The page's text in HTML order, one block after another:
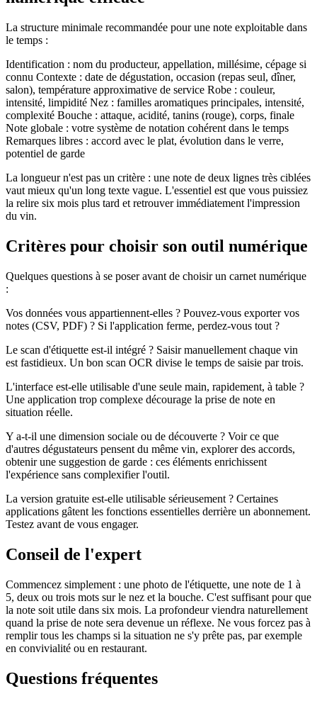
La structure minimale recommandée pour une note exploitable dans
le temps :
Identification : nom du producteur, appellation, millésime, cépage si
connu Contexte : date de dégustation, occasion (repas seul, dîner,
salon), température approximative de service Robe : couleur,
intensité, limpidité Nez : familles aromatiques principales, intensité,
complexité Bouche : attaque, acidité, tanins (rouge), corps, finale
Note globale : votre système de notation cohérent dans le temps
Remarques libres : accord avec le plat, évolution dans le verre,
potentiel de garde
La longueur n'est pas un critère : une note de deux lignes très ciblées
vaut mieux qu'un long texte vague. L'essentiel est que vous puissiez
la relire six mois plus tard et retrouver immédiatement l'impression
du vin.
Critères pour choisir son outil numérique
Quelques questions à se poser avant de choisir un carnet numérique
:
Vos données vous appartiennent-elles ? Pouvez-vous exporter vos
notes (CSV, PDF) ? Si l'application ferme, perdez-vous tout ?
Le scan d'étiquette est-il intégré ? Saisir manuellement chaque vin
est fastidieux. Un bon scan OCR divise le temps de saisie par trois.
L'interface est-elle utilisable d'une seule main, rapidement, à table ?
Une application trop complexe décourage la prise de note en
situation réelle.
Y a-t-il une dimension sociale ou de découverte ? Voir ce que
d'autres dégustateurs pensent du même vin, explorer des accords,
obtenir une suggestion de garde : ces éléments enrichissent
l'expérience sans complexifier l'outil.
La version gratuite est-elle utilisable sérieusement ? Certaines
applications gâtent les fonctions essentielles derrière un abonnement.
Testez avant de vous engager.
Conseil de l'expert
Commencez simplement : une photo de l'étiquette, une note de 1 à
5, deux ou trois mots sur le nez et la bouche. C'est suffisant pour que
la note soit utile dans six mois. La profondeur viendra naturellement
quand la prise de note sera devenue un réflexe. Ne vous forcez pas à
remplir tous les champs si la situation ne s'y prête pas, par exemple
en convivialité ou en restaurant.
Questions fréquentes